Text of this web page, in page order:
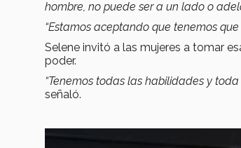
hombre, no puede ser a un lado o
“Estamos aceptando que tenemos
Selene invitó a las mujeres a tomar
poder.
“Tenemos todas las habilidades y
señaló.